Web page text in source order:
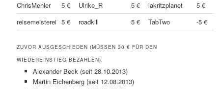
ChrisMehler
5 € Ulrike_R 5 € lakritzplanet
5 €
reisemeisterei 5 € roadkill 5 € TabTwo -5 €
ZUVOR AUSGESCHIEDEN (MÜSSEN 30 € FÜR DEN
WIEDEREINSTIEG BEZAHLEN):
Alexander Beck (seit 28.10.2013)
Martin Eichenberg (seit 12.08.2013)